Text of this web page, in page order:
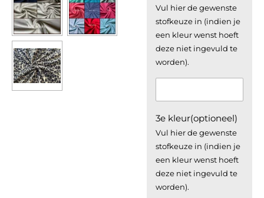
Vul hier de gewenste
stofkeuze in (indien je
een kleur wenst hoeft
deze niet ingevuld te
worden).
3e kleur(optioneel)
Vul hier de gewenste
stofkeuze in (indien je
een kleur wenst hoeft
deze niet ingevuld te
worden).